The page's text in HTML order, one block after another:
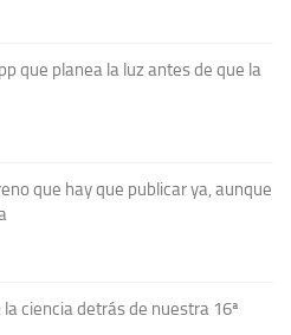
que planea la luz antes de que la
que hay que publicar ya, aunque
la ciencia detrás de nuestra 16ª